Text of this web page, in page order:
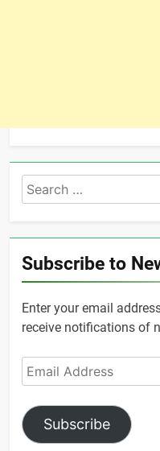
Search
for:
Subscribe to
Enter your email
receive notifications of
Email
Address
Subscribe